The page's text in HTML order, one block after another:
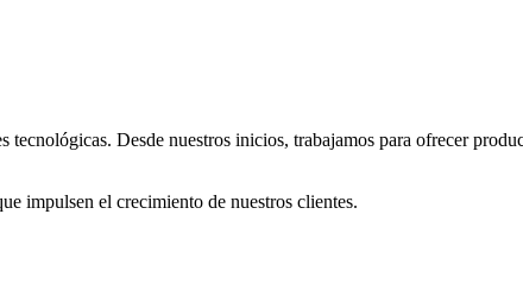
Desde nuestros inicios, trabajamos para ofrecer
impulsen el crecimiento de nuestros clientes.